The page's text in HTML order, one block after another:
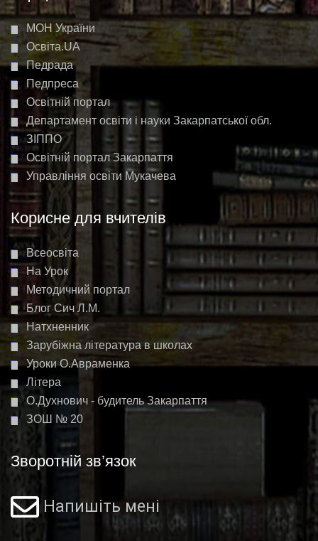
МОН України
Освіта.UA
Педрада
Педпреса
Освітній портал
Департамент освіти і науки Закарпатської обл.
ЗІППО
Освітній портал Закарпаття
Управління освіти Мукачева
Корисне для вчителів
Всеосвіта
На Урок
Методичний портал
Блог Сич Л.М.
Натхненник
Зарубіжна література в школах
Уроки О.Авраменка
Літера
О.Духнович - будитель Закарпаття
ЗОШ № 20
Зворотній зв’язок
Напишіть мені